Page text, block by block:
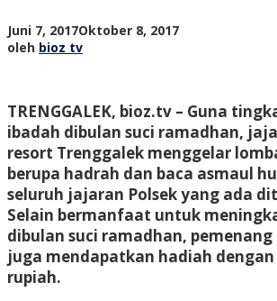
Juni 7, 2017Oktober 8, 2017oleh
oleh bioz tv
TRENGGALEK, bioz.tv – Guna
ibadah dibulan suci ramadhan,
resort Trenggalek menggelar
berupa hadrah dan baca asmaul
seluruh jajaran Polsek yang ada
Selain bermanfaat untuk
dibulan suci ramadhan,
juga mendapatkan hadiah
rupiah.